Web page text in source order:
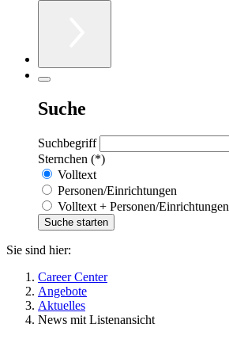
Suche
Suchbegriff
Sternchen (*)
Volltext
Personen/Einrichtungen
Volltext + Personen/Einrichtungen
Sie sind hier:
Career Center
Angebote
Aktuelles
News mit Listenansicht